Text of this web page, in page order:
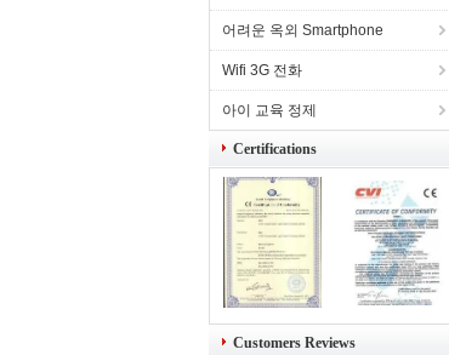
어려운 옥외 Smartphone
Wifi 3G 전화
아이 교육 정제
Certifications
Customers Reviews